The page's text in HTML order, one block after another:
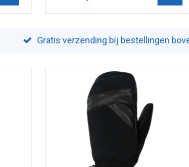
Gratis verzending bij bestellingen